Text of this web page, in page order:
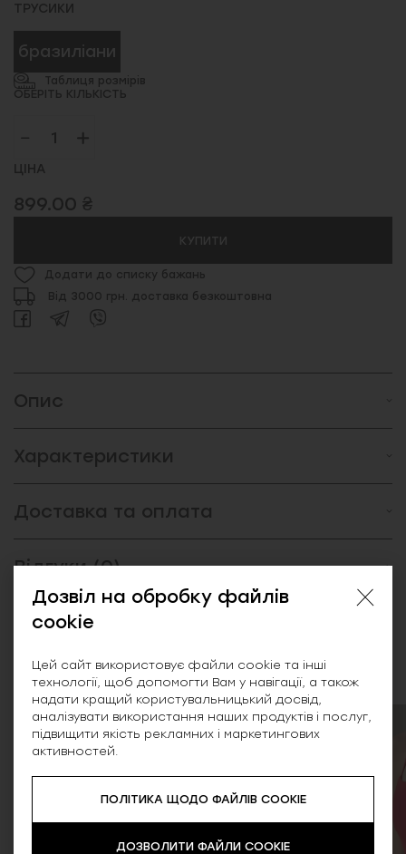
ТРУСИКИ
бразиліани
Таблиця розмірів
ОБЕРІТЬ КІЛЬКІСТЬ
ЦІНА
899.00 ₴
КУПИТИ
Додати до списку бажань
Від 3000 грн. доставка безкоштовна
Опис
Характеристики
Доставка та оплата
Відгуки (0)
Схожі товари
SALE
Дозвіл на обробку файлів
cookie
Цей сайт використовує файли cookie та інші
технології, щоб допомогти Вам у навігації, а також
надати кращий користувальницький досвід,
аналізувати використання наших продуктів і послуг,
підвищити якість рекламних і маркетингових
активностей.
ПОЛІТИКА ЩОДО ФАЙЛІВ COOKIE
ДОЗВОЛИТИ ФАЙЛИ COOKIE